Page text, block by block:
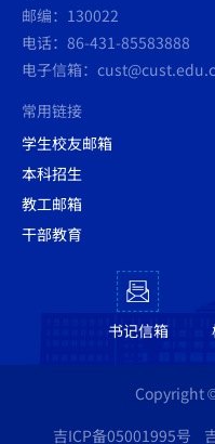
邮编：130022
电话：86-431-85583888
电子信箱：
常用链接
学生校友邮箱
本科招生
教工邮箱
干部教育
书记信箱
Copyright
吉ICP备05001995号